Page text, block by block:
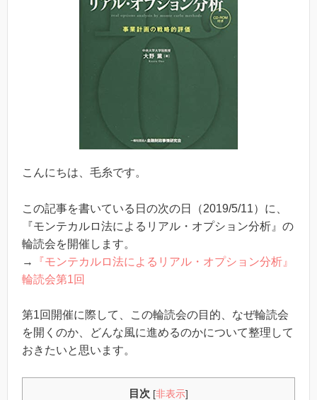
こんにちは、毛糸です。
この記事を書いている日の次の日（2019/5/11）に、
『モンテカルロ法によるリアル・オプション分析』の
輪読会を開催します。
→
『モンテカルロ法によるリアル・オプション分析』
輪読会第1回
第1回開催に際して、この輪読会の目的、なぜ輪読会
を開くのか、どんな風に進めるのかについて整理して
おきたいと思います。
目次 [非表示]